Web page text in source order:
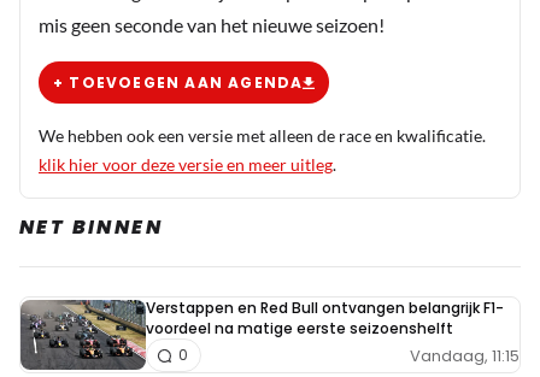
mis geen seconde van het nieuwe seizoen!
+ TOEVOEGEN AAN AGENDA
We hebben ook een versie met alleen de race en kwalificatie.
klik hier voor deze versie en meer uitleg.
NET BINNEN
Verstappen en Red Bull ontvangen belangrijk F1-
voordeel na matige eerste seizoenshelft
Vandaag, 11:15
0